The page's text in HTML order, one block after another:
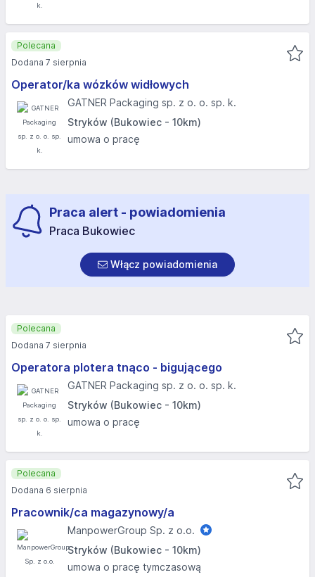
Operator/ka wózków widłowych
GATNER Packaging sp. z o. o. sp. k.
Stryków (Bukowiec - 10km)
umowa o pracę
Polecana
Dodana 7 sierpnia
Praca alert - powiadomienia
Praca Bukowiec
Włącz powiadomienia
Operatora plotera tnąco - bigującego
GATNER Packaging sp. z o. o. sp. k.
Stryków (Bukowiec - 10km)
umowa o pracę
Polecana
Dodana 7 sierpnia
Pracownik/ca magazynowy/a
ManpowerGroup Sp. z o.o.
Stryków (Bukowiec - 10km)
umowa o pracę tymczasową
Polecana
Dodana 6 sierpnia